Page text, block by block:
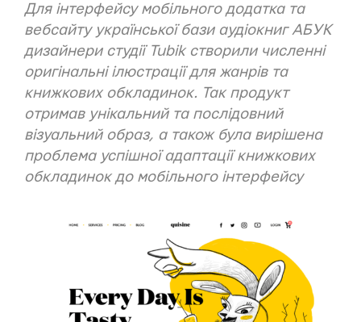
Для інтерфейсу мобільного додатка та
вебсайту української бази аудіокнигАБУК
дизайнери студії Tubik створили численні
оригінальні ілюстрації для жанрів та
книжкових обкладинок. Так продукт
отримав унікальний та послідовний
візуальний образ, а також була вирішена
проблема успішної адаптації книжкових
обкладинок до мобільного інтерфейсу